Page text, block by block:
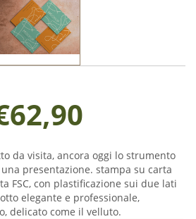
da visita, ancora oggi lo strumento
presentazione. stampa su carta
FSC, con plastificazione sui due lati
elegante e professionale,
delicato come il velluto.